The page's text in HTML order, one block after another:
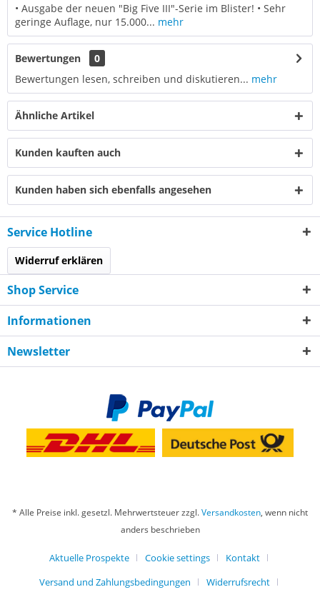
• Ausgabe der neuen "Big Five III"-Serie im Blister! • Sehr
geringe Auflage, nur 15.000... mehr
Bewertungen
0
Bewertungen lesen, schreiben und diskutieren... mehr
Ähnliche Artikel
Kunden kauften auch
Kunden haben sich ebenfalls angesehen
Service Hotline
Widerruf erklären
Shop Service
Informationen
Newsletter
* Alle Preise inkl. gesetzl. Mehrwertsteuer zzgl.Versandkosten, wenn nicht
anders beschrieben
Aktuelle Prospekte Cookie settings
Kontakt
Versand und Zahlungsbedingungen
Widerrufsrecht